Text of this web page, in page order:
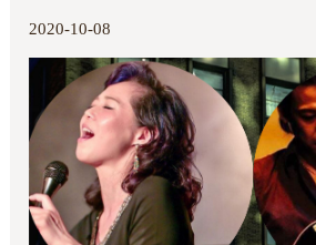
2020-10-08